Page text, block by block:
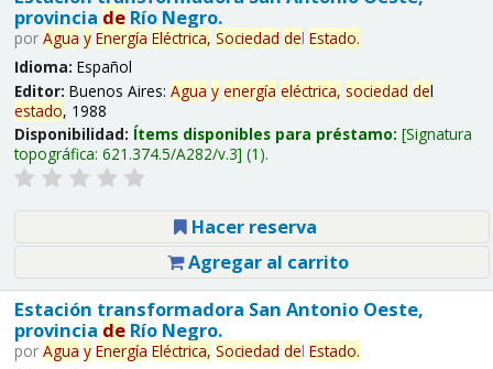
provincia deRío Negro.
por Agua y Energía Eléctrica, Sociedad del Estado.
Idioma: Español
Editor: Buenos Aires: Agua y energía eléctrica, sociedad del
estado, 1988
Disponibilidad: Ítems disponibles para préstamo: Signatura
topográfica: 621.374.5/A282/v.3 (1).
Hacer reserva
Agregar al carrito
Estación transformadora San Antonio Oeste,
provincia deRío Negro.
por Agua y Energía Eléctrica, Sociedad del Estado.